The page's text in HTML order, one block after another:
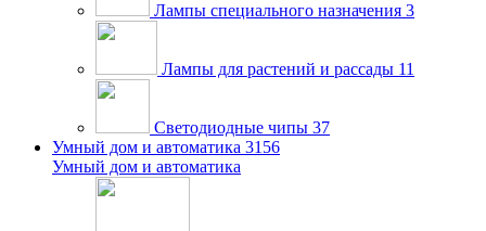
Лампы специального назначения 3
Лампы для растений и рассады 11
Светодиодные чипы 37
Умный дом и автоматика 3156
Умный дом и автоматика